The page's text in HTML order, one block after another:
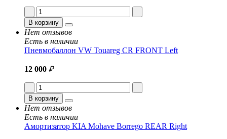
В корзину
Нет отзывов
Есть в наличии
Пневмобаллон VW Touareg CR FRONT Left
12 000 ₽
В корзину
Нет отзывов
Есть в наличии
Амортизатор KIA Mohave Borrego REAR Right